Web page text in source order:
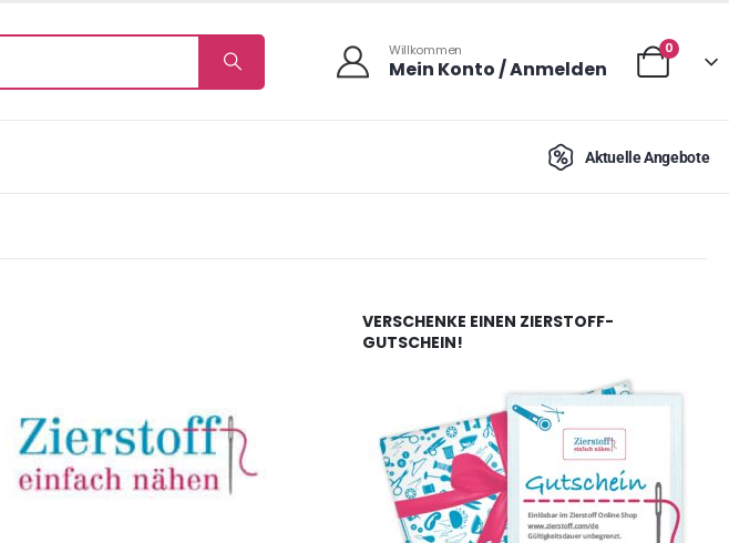
Willkommen
Mein Konto / Anmelden
0
Aktuelle Angebote
VERSCHENKE EINEN ZIERSTOFF-
GUTSCHEIN!